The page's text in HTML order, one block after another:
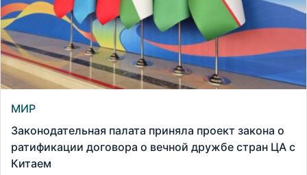
МИР
Законодательная палата приняла проект закона о
ратификации договора о вечной дружбе стран ЦА с
Китаем